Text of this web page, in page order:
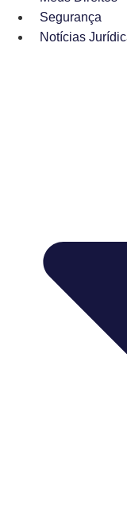
Segurança
Notícias